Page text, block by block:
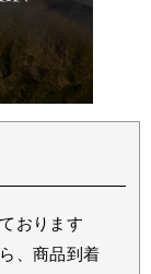
おります
、商品到着